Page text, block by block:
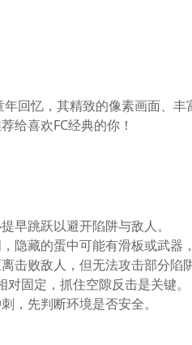
年回忆，其精致的像素画面、
给喜欢FC经典的你！
早跳跃以避开陷阱与敌人。
隐藏的蛋中可能有滑板或武器
击败敌人，但无法攻击部分陷阱
固定，抓住空隙反击是关键。
，先判断环境是否安全。